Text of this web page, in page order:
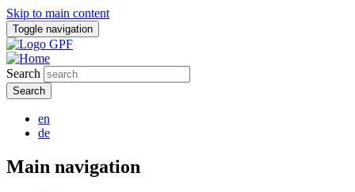
Skip to main content
Toggle navigation
Search
en
de
Main navigation